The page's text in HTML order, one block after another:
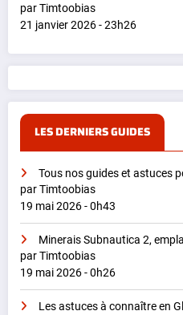
par Timtoobias
21 janvier 2026 - 23h26
LES DERNIERS GUIDES
Tous nos guides et astuces
par Timtoobias
19 mai 2026 - 0h43
Minerais Subnautica 2,
par Timtoobias
19 mai 2026 - 0h26
Les astuces à connaître en